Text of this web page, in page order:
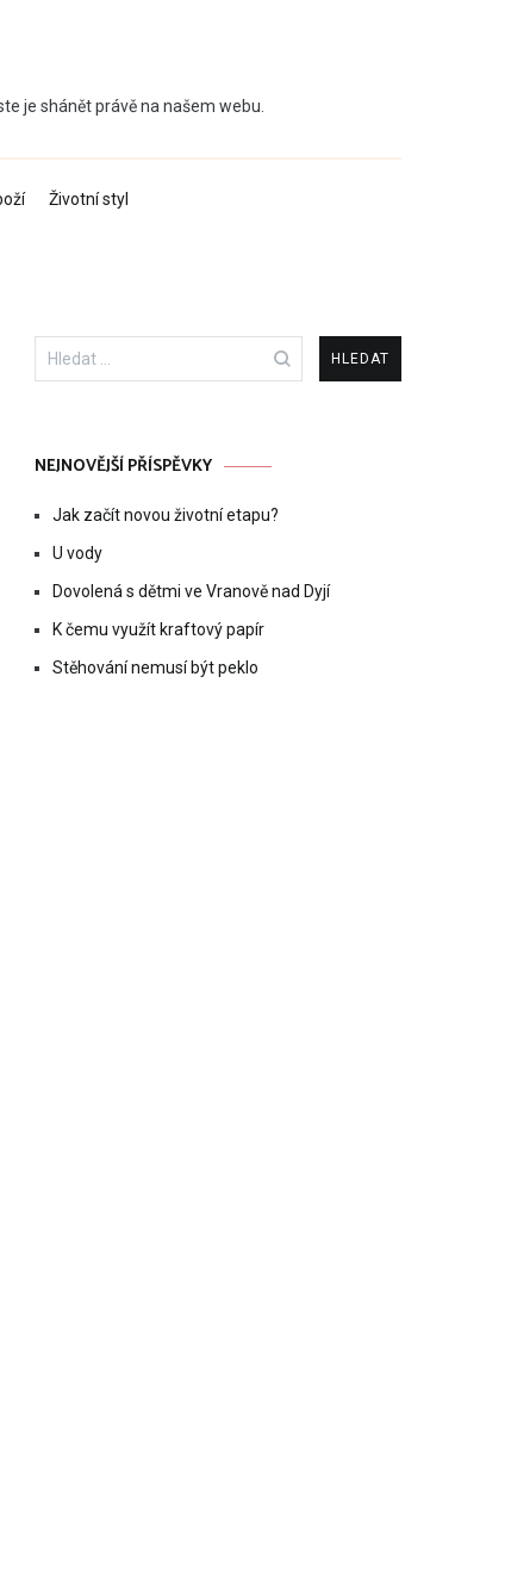
je shánět právě na našem webu.
Životní styl
Vyhledávání
NEJNOVĚJŠÍ PŘÍSPĚVKY
Jak začít novou životní etapu?
U vody
Dovolená s dětmi ve Vranově nad Dyjí
K čemu využít kraftový papír
Stěhování nemusí být peklo